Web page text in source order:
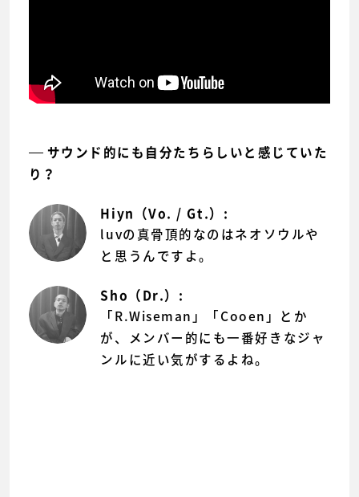
サウンド的にも自分たちらしいと感じていた
り？
Hiyn（Vo. / Gt.）:
luvの真骨頂的なのはネオソウルや
と思うんですよ。
Sho（Dr.）:
「R.Wiseman」「Cooen」とか
が、メンバー的にも一番好きなジャ
ンルに近い気がするよね。